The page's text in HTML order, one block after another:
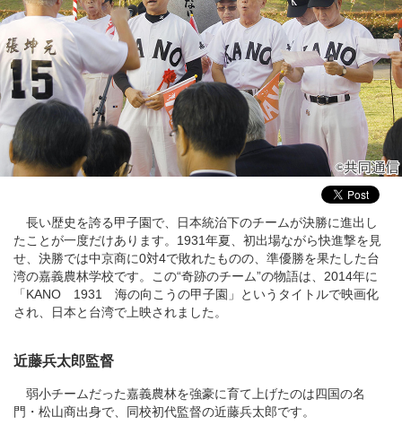
長い歴史を誇る甲子園で、日本統治下のチームが決勝に進出し
たことが一度だけあります。1931年夏、初出場ながら快進撃を見
せ、決勝では中京商に0対4で敗れたものの、準優勝を果たした台
湾の嘉義農林学校です。この“奇跡のチーム”の物語は、2014年に
「KANO 1931 海の向こうの甲子園」というタイトルで映画化
され、日本と台湾で上映されました。
近藤兵太郎監督
弱小チームだった嘉義農林を強豪に育て上げたのは四国の名
門・松山商出身で、同校初代監督の近藤兵太郎です。